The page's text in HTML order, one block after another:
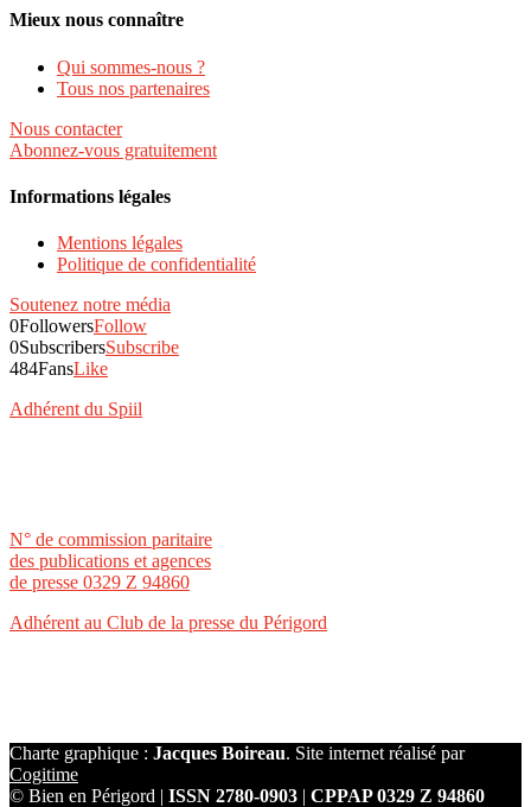
Mieux nous connaître
Qui sommes-nous ?
Tous nos partenaires
Nous contacter
Abonnez-vous gratuitement
Informations légales
Mentions légales
Politique de confidentialité
Soutenez notre média
0FollowersFollow
0SubscribersSubscribe
484FansLike
Adhérent du Spiil
N° de commission paritaire
des publications et agences
de presse 0329 Z 94860
Adhérent au Club de la presse du Périgord
Charte graphique : Jacques Boireau. Site internet réalisé par
Cogitime
© Bien en Périgord | ISSN 2780-0903 | CPPAP 0329 Z 94860